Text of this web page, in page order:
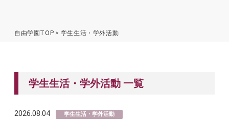
自由学園TOP 学生生活・学外活動
学生生活・学外活動 一覧
2026.08.04 学生生活・学外活動